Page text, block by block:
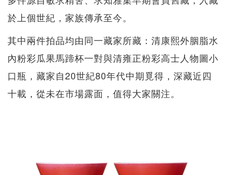
於上個世紀，家族傳承至今。
其中兩件拍品均由同一藏家所藏：清康熙外胭脂水
內粉彩瓜果馬蹄杯一對與清雍正粉彩高士人物圖小
口瓶，藏家自20世紀80年代中期覓得，深藏近四
十載，從未在市場露面，值得大家關注。